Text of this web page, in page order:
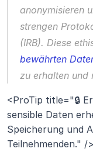
anonymisieren
strengen
bewährten
zu erhalten und
<ProTip title="🔒
sensible Daten
Speicherung und
Teilnehmenden." />